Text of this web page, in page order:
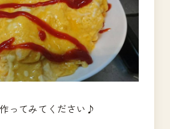
ってみてください♪